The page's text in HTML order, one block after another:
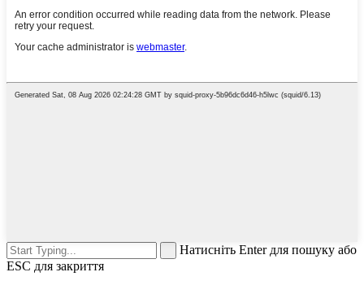
Натисніть Enter для пошуку або
ESC для закриття